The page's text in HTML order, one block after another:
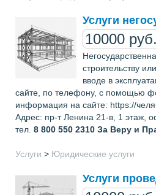
Услуги
10000 руб.
строительству
вводе в
сайте, по телефону, с помощью
информация на сайте: https://
Адрес: пр-т Ленина 21-в, 1 этаж,
тел. 8 800 550 2310 За Веру и
Услуги > Юридические услуги
Услуги